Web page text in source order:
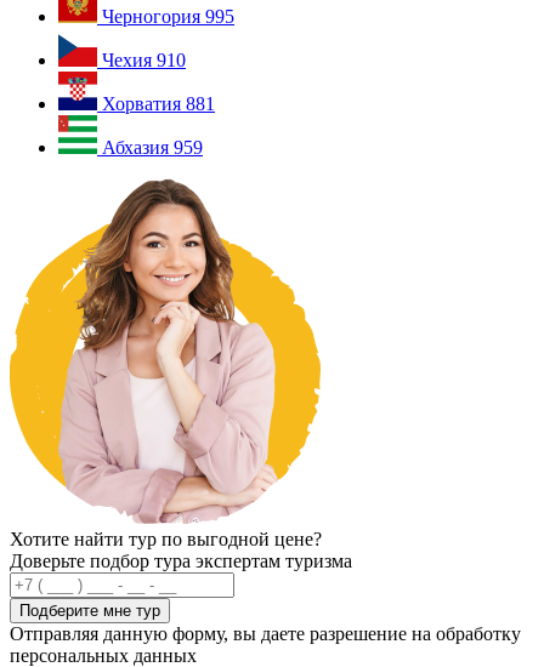
Черногория 995
Чехия 910
Хорватия 881
Абхазия 959
Хотите найти тур по выгодной цене?
Доверьте подбор тура экспертам туризма
Подберите мне тур
Отправляя данную форму, вы даете разрешение на обработку
персональных данных